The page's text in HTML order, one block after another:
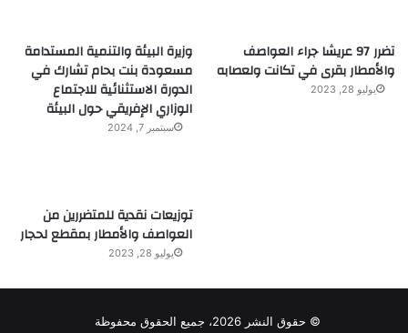
وزيرة البيئة والتنمية المستدامة
مسعودة بنت بحام تشارك في
الدورة الاستثنائية للاجتماع
الوزاري الإفريقي حول البيئة
سبتمبر 7, 2024
تضرر 97 عريشا جراء العواصف
والأمطار بقرى في تكانت ولعصابه
يوليو 28, 2023
توزيعات نقدية للمتضررين من
العواصف والأمطار بمقطع لحجار
يوليو 28, 2023
© حقوق النشر 2026، جميع الحقوق محفوظة